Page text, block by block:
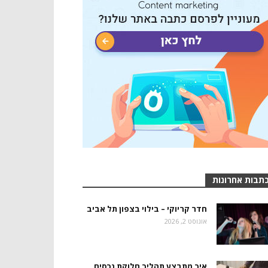
אחרונות
חדר קריוקי – בילוי בצפון תל אביב
אוגוסט 2, 2026